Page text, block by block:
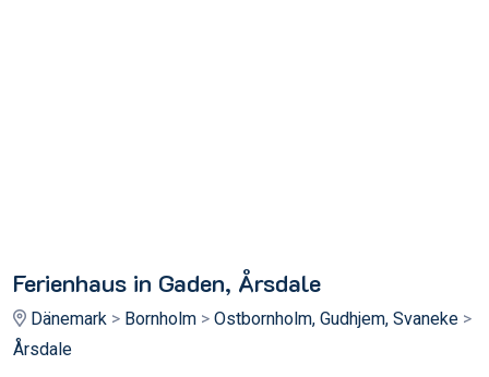
Ferienhaus in Gaden, Årsdale
Dänemark > Bornholm > Ostbornholm, Gudhjem, Svaneke >
Årsdale